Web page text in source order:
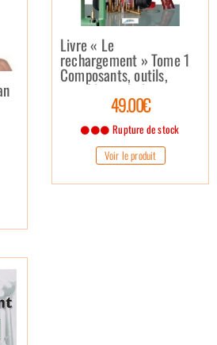
Livre « Le
rechargement » Tome 1
Composants, outils,
procédures, balistique
49.00€
Rupture de stock
Voir le produit